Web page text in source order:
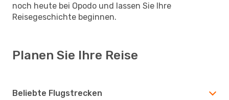
noch heute bei Opodo und lassen Sie Ihre
Reisegeschichte beginnen.
Planen Sie Ihre Reise
Beliebte Flugstrecken